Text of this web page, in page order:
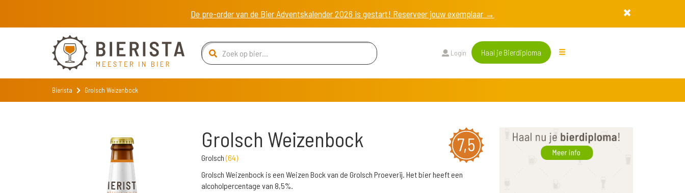
De pre-order van de Bier Adventskalender 2026 is gestart! Reserveer jouw exemplaar →
Login Haal je Bierdiploma
Bierista Grolsch Weizenbock
7,5
Grolsch Weizenbock
Grolsch(64)
Grolsch Weizenbock is een Weizen Bock van de Grolsch Proeverij. Het bier heeft een
alcoholpercentage van 8,5%.